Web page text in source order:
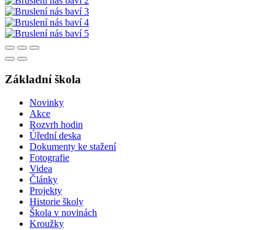
Základní škola
Novinky
Akce
Rozvrh hodin
Úřední deska
Dokumenty ke stažení
Fotografie
Videa
Články
Projekty
Historie školy
Škola v novinách
Kroužky